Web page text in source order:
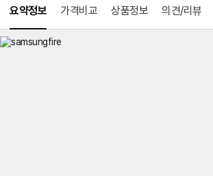
요약정보 가격비교 상품정보 의견/리뷰